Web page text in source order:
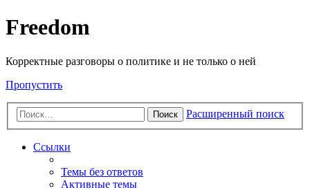
Freedom
Корректные разговоры о политике и не только о ней
Пропустить
Поиск Расширенный поиск
Ссылки
Темы без ответов
Активные темы